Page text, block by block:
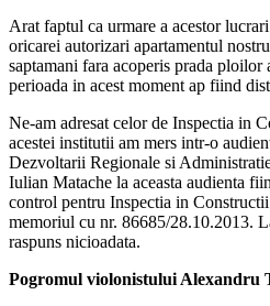
Arat faptul ca urmare a acestor
oricarei autorizari apartamentul
saptamani fara acoperis prada
perioada in acest moment ap fiind
Ne-am adresat celor de Inspectia in
acestei institutii am mers intr-o
Dezvoltarii Regionale si
Iulian Matache la aceasta audienta
control pentru Inspectia in
memoriul cu nr. 86685/28.10.2013.
raspuns nicioadata.
Pogromul violonistului Alexandru